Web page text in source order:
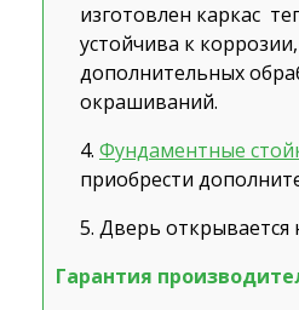
изготовлен каркас
устойчива к
дополнительных
окрашиваний.
Фундаментные
приобрести
Дверь открывается
Гарантия